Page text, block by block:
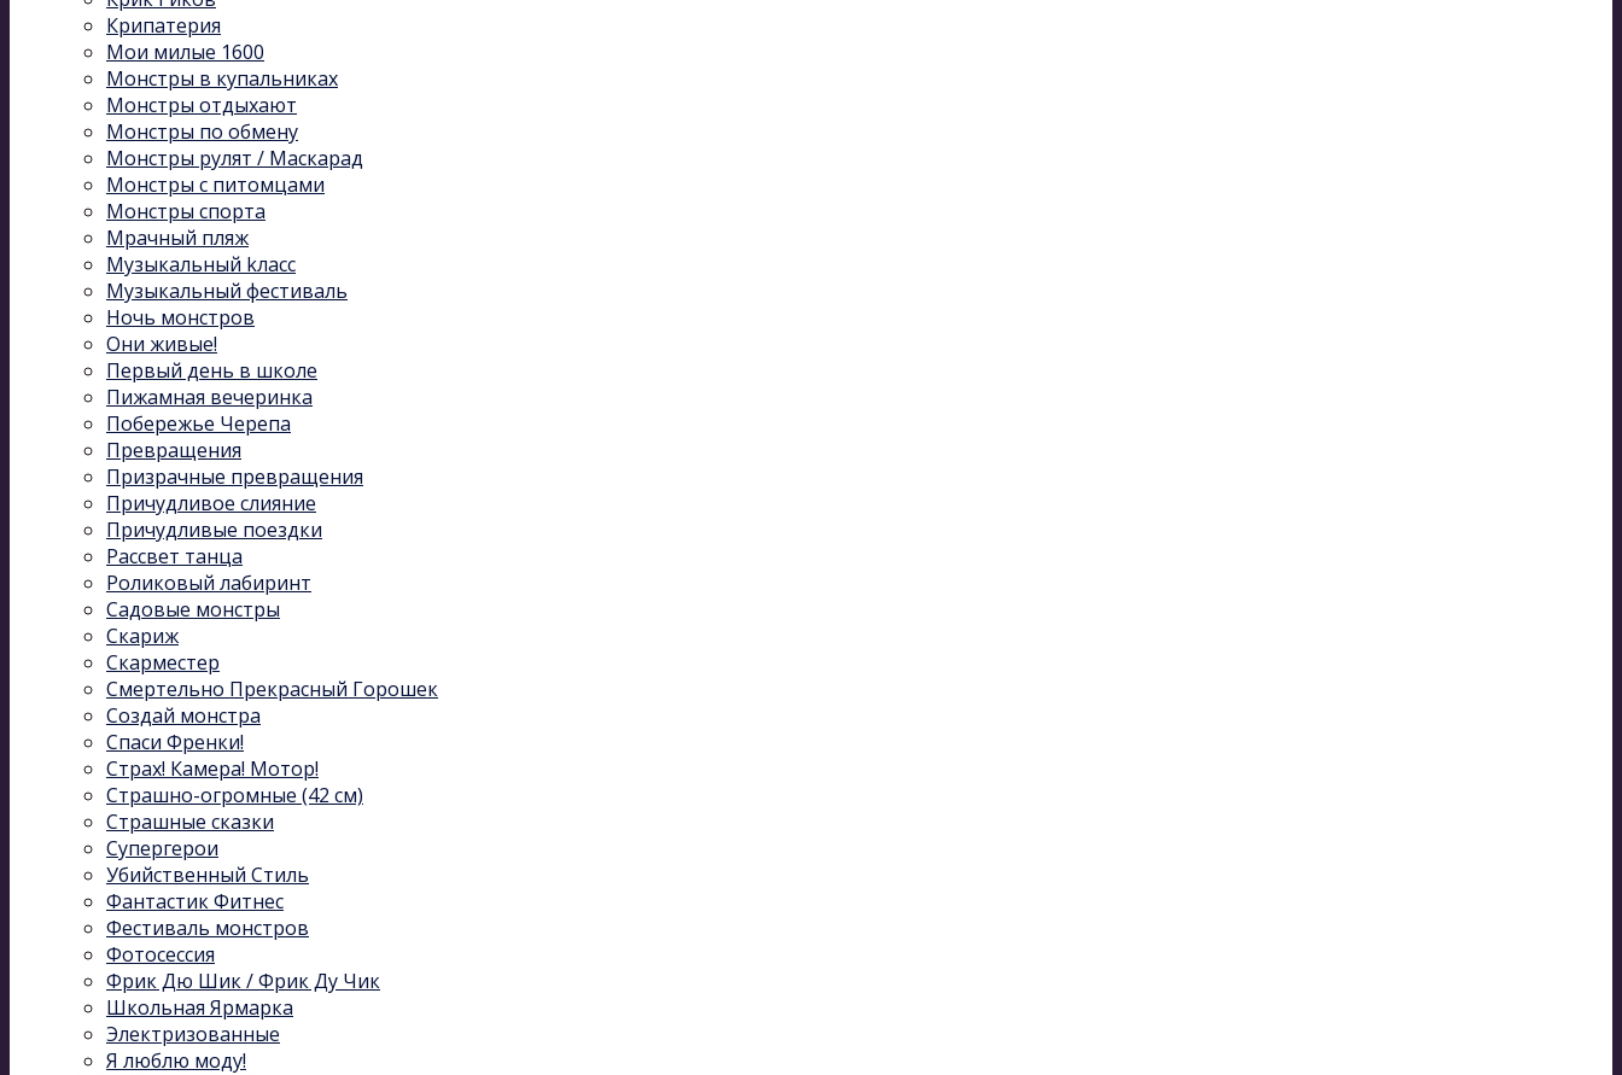
Крипатерия
Мои милые 1600
Монстры в купальниках
Монстры отдыхают
Монстры по обмену
Монстры рулят / Маскарад
Монстры с питомцами
Монстры спорта
Мрачный пляж
Музыкальный kласс
Музыкальный фестиваль
Ночь монстров
Они живые!
Первый день в школе
Пижамная вечеринка
Побережье Черепа
Превращения
Призрачные превращения
Причудливое слияние
Причудливые поездки
Рассвет танца
Роликовый лабиринт
Садовые монстры
Скариж
Скарместер
Смертельно Прекрасный Горошек
Создай монстра
Спаси Френки!
Страх! Камера! Мотор!
Страшно-огромные (42 см)
Страшные сказки
Супергерои
Убийственный Стиль
Фантастик Фитнес
Фестиваль монстров
Фотосессия
Фрик Дю Шик / Фрик Ду Чик
Школьная Ярмарка
Электризованные
Я люблю моду!